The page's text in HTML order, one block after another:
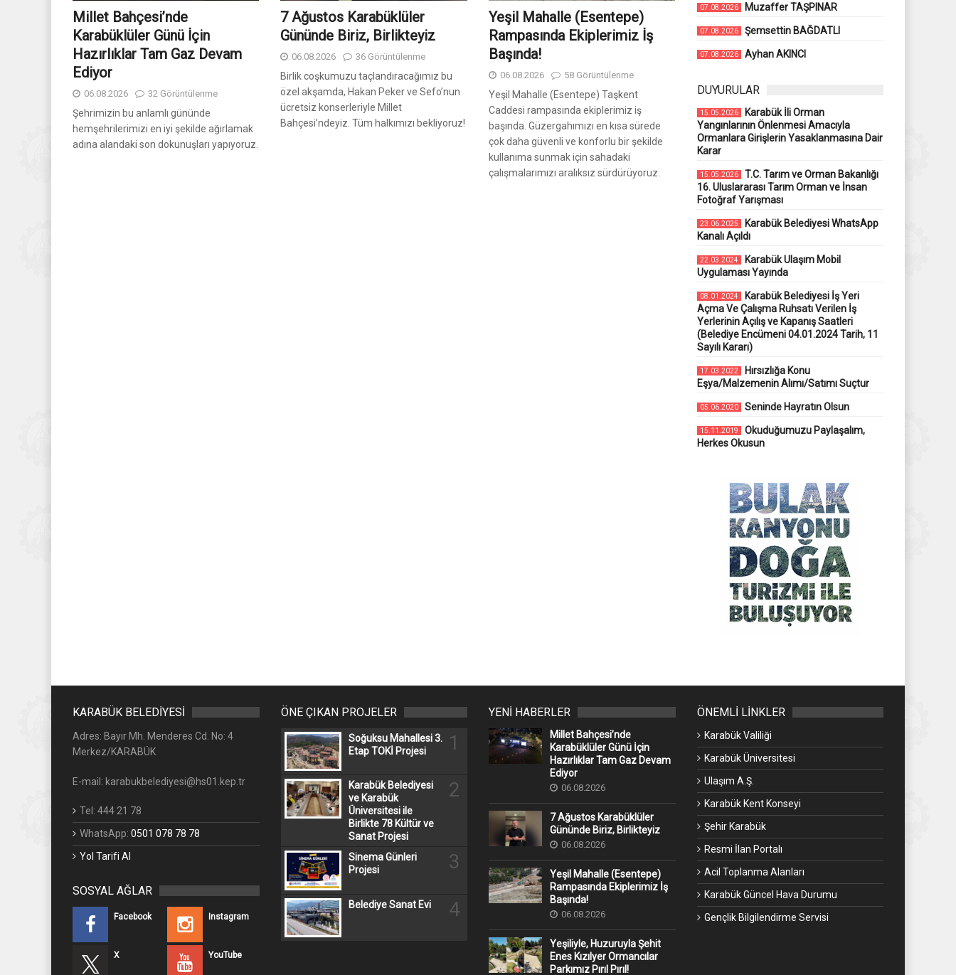
Millet Bahçesi’nde
Karabüklüler Günü İçin
Hazırlıklar Tam Gaz Devam
Ediyor
06.08.2026 32 Görüntülenme
Şehrimizin bu anlamlı gününde
hemşehrilerimizi en iyi şekilde ağırlamak
adına alandaki son dokunuşları yapıyoruz.
7 Ağustos Karabüklüler
Gününde Biriz, Birlikteyiz
06.08.2026 36 Görüntülenme
Birlik coşkumuzu taçlandıracağımız bu
özel akşamda, Hakan Peker ve Sefo’nun
ücretsiz konserleriyle Millet
Bahçesi’ndeyiz. Tüm halkımızı bekliyoruz!
Yeşil Mahalle (Esentepe)
Rampasında Ekiplerimiz İş
Başında!
06.08.2026 58 Görüntülenme
Yeşil Mahalle (Esentepe) Taşkent
Caddesi rampasında ekiplerimiz iş
başında. Güzergahımızı en kısa sürede
çok daha güvenli ve konforlu bir şekilde
kullanıma sunmak için sahadaki
çalışmalarımızı aralıksız sürdürüyoruz.
07.08.2026 Muzaffer TAŞPINAR
07.08.2026 Şemsettin BAĞDATLI
07.08.2026 Ayhan AKINCI
DUYURULAR
15.05.2026
Karabük İli Orman
Yangınlarının Önlenmesi Amacıyla
Ormanlara Girişlerin Yasaklanmasına Dair
Karar
15.05.2026
T.C. Tarım ve Orman Bakanlığı
16. Uluslararası Tarım Orman ve İnsan
Fotoğraf Yarışması
23.06.2025
Karabük Belediyesi WhatsApp
Kanalı Açıldı
22.03.2024
Karabük Ulaşım Mobil
Uygulaması Yayında
08.01.2024
Karabük Belediyesi İş Yeri
Açma Ve Çalışma Ruhsatı Verilen İş
Yerlerinin Açılış ve Kapanış Saatleri
(Belediye Encümeni 04.01.2024 Tarih, 11
Sayılı Kararı)
17.03.2022
Hırsızlığa Konu
Eşya/Malzemenin Alımı/Satımı Suçtur
05.06.2020 Seninde Hayratın Olsun
15.11.2019
Okuduğumuzu Paylaşalım,
Herkes Okusun
KARABÜK BELEDİYESİ
Adres: Bayır Mh. Menderes Cd. No: 4
Merkez/KARABÜK
E-mail: karabukbelediyesi@hs01.kep.tr
Tel: 444 21 78
WhatsApp: 0501 078 78 78
Yol Tarifi Al
SOSYAL AĞLAR
Facebook Instagram
X YouTube
ÖNE ÇIKAN PROJELER
Soğuksu Mahallesi 3.
Etap TOKİ Projesi
1
Karabük Belediyesi
ve Karabük
Üniversitesi ile
Birlikte 78 Kültür ve
Sanat Projesi
2
Sinema Günleri
Projesi
3
Belediye Sanat Evi 4
YENİ HABERLER
Millet Bahçesi’nde
Karabüklüler Günü İçin
Hazırlıklar Tam Gaz Devam
Ediyor
06.08.2026
7 Ağustos Karabüklüler
Gününde Biriz, Birlikteyiz
06.08.2026
Yeşil Mahalle (Esentepe)
Rampasında Ekiplerimiz İş
Başında!
06.08.2026
Yeşiliyle, Huzuruyla Şehit
Enes Kızılyer Ormancılar
Parkımız Pırıl Pırıl!
ÖNEMLİ LİNKLER
Karabük Valiliği
Karabük Üniversitesi
Ulaşım A.Ş.
Karabük Kent Konseyi
Şehir Karabük
Resmi İlan Portalı
Acil Toplanma Alanları
Karabük Güncel Hava Durumu
Gençlik Bilgilendirme Servisi